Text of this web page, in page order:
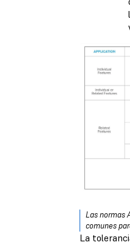
Las normas
comunes
La